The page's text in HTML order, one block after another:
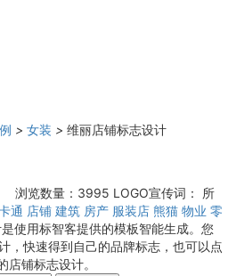
> 女装 > 维丽店铺标志设计
浏览数量：3995 LOGO宣传词：
所
通 店铺 建筑 房产 服装店 熊猫 物业 零
使用标智客提供的模板智能生成。您
，快速得到自己的品牌标志，也可以点
店铺标志设计。